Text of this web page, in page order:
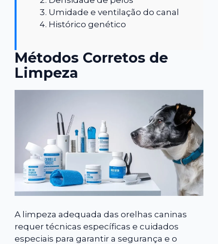
Umidade e ventilação do canal
Histórico genético
Métodos Corretos de
Limpeza
A limpeza adequada das orelhas caninas
requer técnicas específicas e cuidados
especiais para garantir a segurança e o